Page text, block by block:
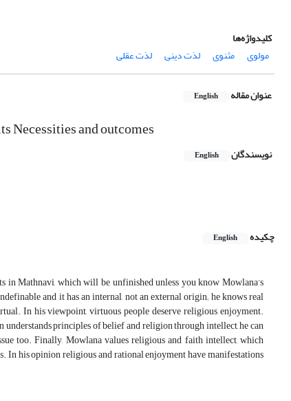
کلیدواژه‌ها
مولوی
مثنوی لذت دینی لذت عقلی
عنوان مقاله English
Necessities and outcomes
نویسندگان English
چکیده
English
in Mathnavi, which will be unfinished unless you know Mowlana’s
and it has an internal, not an external origin; he knows real
In his viewpoint, virtuous people deserve religious enjoyment.
principles of belief and religion through intellect, he can
too. Finally, Mowlana values religious and faith intellect, which
In his opinion religious and rational enjoyment have manifestations